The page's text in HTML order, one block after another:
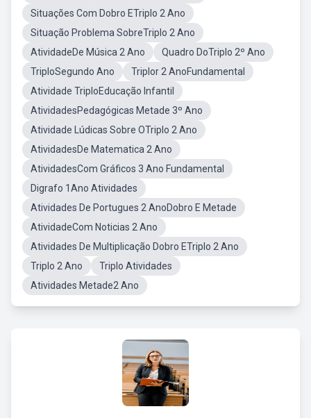
Situações Com Dobro ETriplo 2 Ano
Situação Problema SobreTriplo 2 Ano
AtividadeDe Música 2 Ano
Quadro DoTriplo 2º Ano
TriploSegundo Ano
Triplor 2 AnoFundamental
Atividade TriploEducação Infantil
AtividadesPedagógicas Metade 3º Ano
Atividade Lúdicas Sobre OTriplo 2 Ano
AtividadesDe Matematica 2 Ano
AtividadesCom Gráficos 3 Ano Fundamental
Digrafo 1Ano Atividades
Atividades De Portugues 2 AnoDobro E Metade
AtividadeCom Noticias 2 Ano
Atividades De Multiplicação Dobro ETriplo 2 Ano
Triplo 2 Ano
Triplo Atividades
Atividades Metade2 Ano